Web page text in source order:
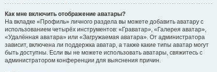
Как мне включить отображение аватары?
На вкладке «Профиль» личного раздела вы можете добавить аватару с
использованием четырёх инструментов: «Граватар», «Галерея аватар»,
«Удалённая аватара» или «Загружаемая аватара». От администратора
зависит, включена ли поддержка аватар, а также какие типы аватар могут
быть доступны. Если вы не можете использовать аватары, свяжитесь с
администратором конференции для выяснения причин.